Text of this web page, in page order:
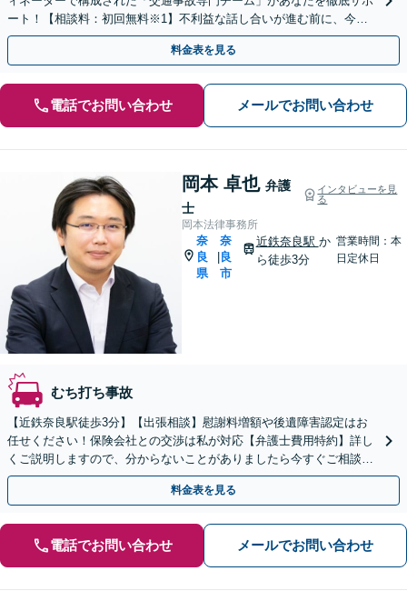
ート！【相談料：初回無料※1】不利益な話し合いが進む前に、今す
ぐ相談！
料金表を見る
電話でお問い合わせ メールでお問い合わせ
岡本 卓也 弁護
士
インタビューを見
る
岡本法律事務所
奈
良
県
奈
良
市
近鉄奈良駅 か
ら徒歩3分
営業時間：本
日定休日
むち打ち事故
【近鉄奈良駅徒歩3分】【出張相談】慰謝料増額や後遺障害認定はお
任せください！保険会社との交渉は私が対応【弁護士費用特約】詳し
くご説明しますので、分からないことがありましたら今すぐご相談く
ださい。
料金表を見る
電話でお問い合わせ メールでお問い合わせ